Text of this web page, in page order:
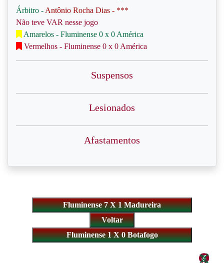
Árbitro - Antônio Rocha Dias - ***
Não teve VAR nesse jogo
Amarelos - Fluminense 0 x 0 América
Vermelhos - Fluminense 0 x 0 América
Suspensos
Lesionados
Afastamentos